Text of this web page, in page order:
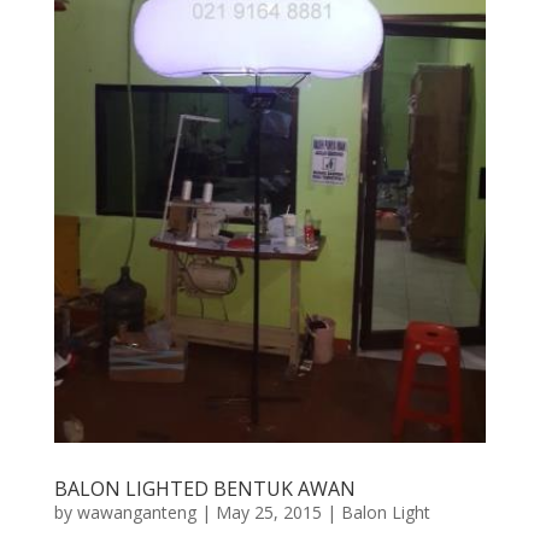
BALON LIGHTED BENTUK AWAN
by wawanganteng| May 25, 2015 | Balon Light